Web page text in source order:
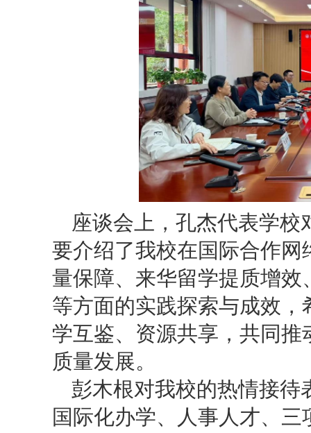
座谈会上，孔杰代表学
要介绍了我校在国际合作
量保障、来华留学提质增
等方面的实践探索与成效
学互鉴、资源共享，共同
质量发展。
彭木根对我校的热情接待
国际化办学、人事人才、